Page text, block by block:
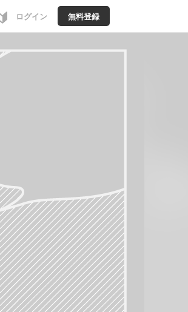
ログイン 無料登録